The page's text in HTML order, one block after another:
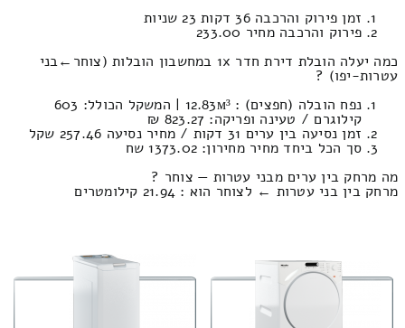
זמן פירוק והרכבה 36 דקות 23 שניות
פירוק והרכבה מחיר 233.00
כמה יעלה הובלת דירת חדר 1x במחשבון הובלות (צוחר‎←‏בני
עטרות-יפו) ?
נפח הובלה (חפצים) : 12.83м³ | המשקל הכולל: 603
קילוגרם / טעינה ופריקה: 823.27 ₪
זמן נסיעה בין ערים 31 דקות / מחיר נסיעה 257.46 שקל
סך הכל ביחד מחיר מחירון: 1373.02 שח
מה מרחק בין ערים מבני עטרות — צוחר ?
מרחק בין בני עטרות ← לצוחר הוא : 21.94 קילומטרים